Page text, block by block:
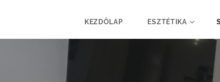
KEZDŐLAP ESZTÉTIKA